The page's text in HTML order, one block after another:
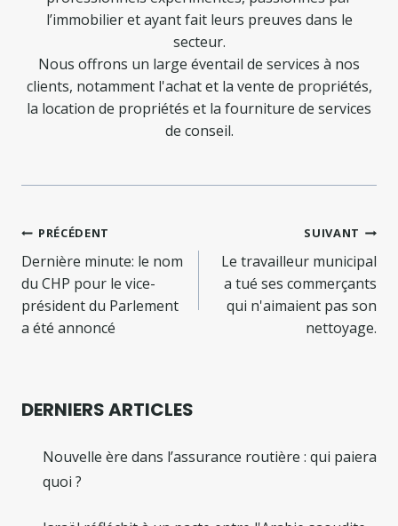
l’immobilier et ayant fait leurs preuves dans le
secteur.
Nous offrons un large éventail de services à nos
clients, notamment l'achat et la vente de propriétés,
la location de propriétés et la fourniture de services
de conseil.
Navigation
de
l’article
PRÉCÉDENT
Dernière minute: le nom
du CHP pour le vice-
président du Parlement
a été annoncé
SUIVANT
Le travailleur municipal
a tué ses commerçants
qui n'aimaient pas son
nettoyage.
DERNIERS ARTICLES
Nouvelle ère dans l’assurance routière : qui paiera
quoi ?